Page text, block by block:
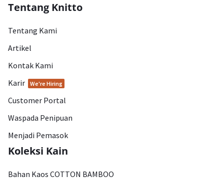
Tentang Knitto
Tentang Kami
Artikel
Kontak Kami
Karir
We're Hiring
Customer Portal
Waspada Penipuan
Menjadi Pemasok
Koleksi Kain
Bahan Kaos COTTON BAMBOO